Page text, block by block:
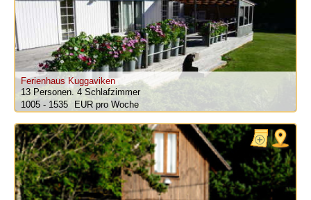
Ferienhaus Kuggaviken
13 Personen. 4 Schlafzimmer
1005 - 1535
pro Woche